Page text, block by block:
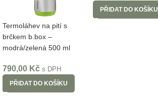
Termoláhev na pití s
brčkem b.box –
modrá/zelená 500 ml
790,00 Kč s DPH
PŘIDAT DO KOŠÍKU
PŘIDAT DO KOŠÍKU